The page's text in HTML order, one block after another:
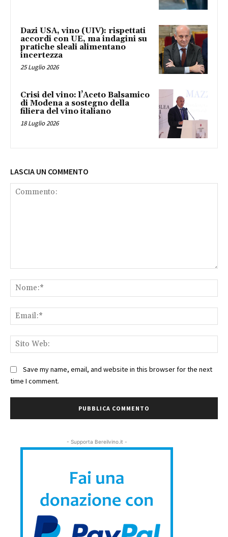
Dazi USA, vino (UIV): rispettati
accordi con UE, ma indagini su
pratiche sleali alimentano
incertezza
25 Luglio 2026
Crisi del vino: l’Aceto Balsamico
di Modena a sostegno della
filiera del vino italiano
18 Luglio 2026
LASCIA UN COMMENTO
Save my name, email, and website in this browser for the next
time I comment.
- Supporta Bereilvino.it -